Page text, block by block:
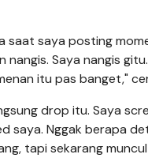
saat saya posting
nangis. Saya nangis
itu pas banget,"
drop itu. Saya
saya. Nggak berapa
tapi sekarang muncul